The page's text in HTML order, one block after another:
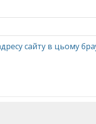
сайту в цьому